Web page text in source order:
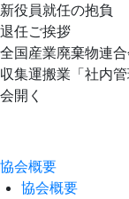
新役員就任の抱負
退任ご挨拶
全国産業廃棄物連
収集運搬業「社内
会開く
協会概要
協会概要